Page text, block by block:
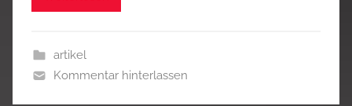
artikel
Kommentar hinterlassen